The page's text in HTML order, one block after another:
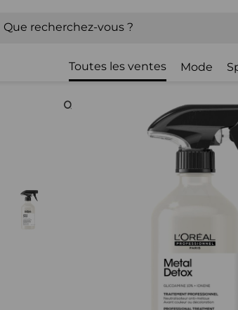
Toutes les ventes Mode